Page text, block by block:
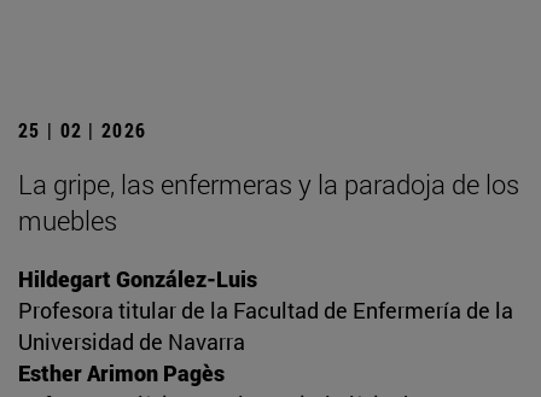
25 | 02 | 2026
La gripe, las enfermeras y la paradoja de los
muebles
Hildegart González-Luis
Profesora titular de la Facultad de Enfermería de la
Universidad de Navarra
Esther Arimon Pagès